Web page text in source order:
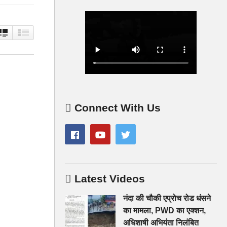
Connect With Us
Latest Videos
नंदा की चौकी एप्रोच रोड धंसने
का मामला, PWD का एक्शन,
अधिशाषी अभियंता निलंबित